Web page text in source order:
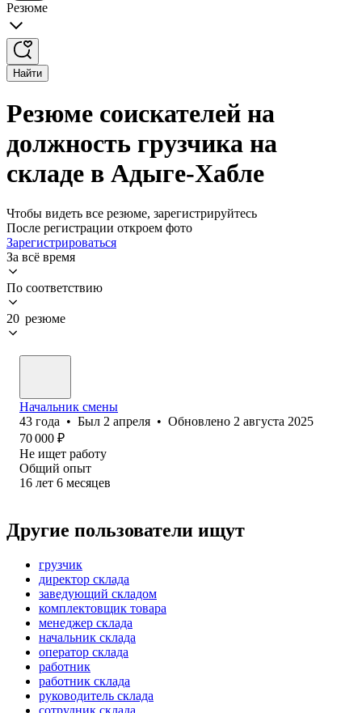
Резюме
Найти
Резюме соискателей на
должность грузчика на
складе в Адыге-Хабле
Чтобы видеть все резюме, зарегистрируйтесь
После регистрации откроем фото
Зарегистрироваться
За всё время
По соответствию
20 резюме
Начальник смены
43 года • Был 2 апреля • Обновлено 2 августа 2025
70 000 ₽
Не ищет работу
Общий опыт
16 лет 6 месяцев
Другие пользователи ищут
грузчик
директор склада
заведующий складом
комплектовщик товара
менеджер склада
начальник склада
оператор склада
работник
работник склада
руководитель склада
сотрудник склада